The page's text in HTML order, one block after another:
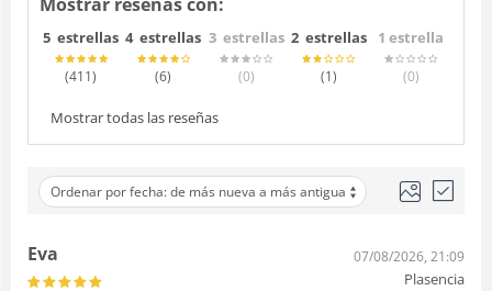
5 estrellas
(411)
4 estrellas
(6)
3 estrellas
(0)
2 estrellas
(1)
1 estrella
(0)
Mostrar todas las reseñas
Ordenar por fecha: de más nueva a más antigua
Eva 07/08/2026, 21:09
Plasencia